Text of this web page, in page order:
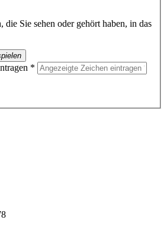
die Sie sehen oder gehört haben, in das
*